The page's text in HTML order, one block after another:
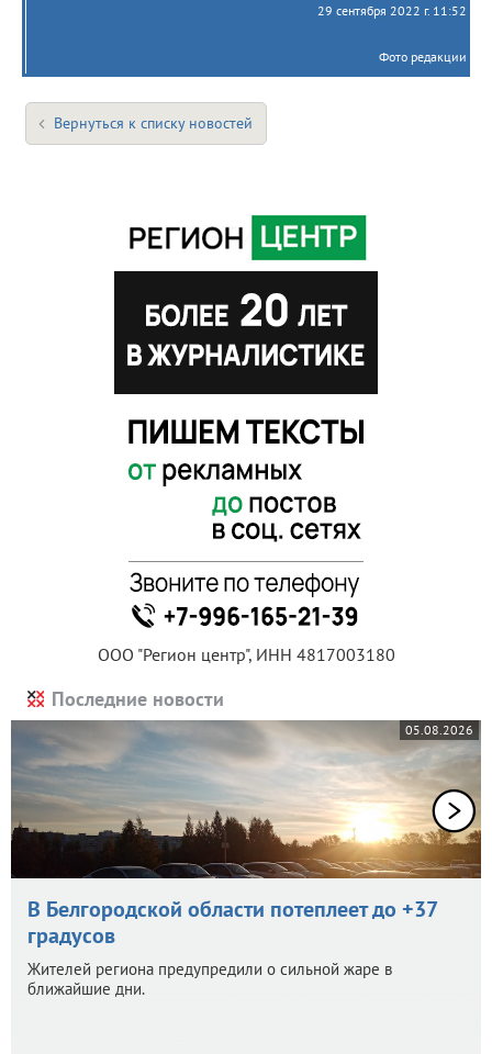
29 сентября 2022 г. 11:52
Фото редакции
Вернуться к списку новостей
ООО "Регион центр", ИНН 4817003180
Последние новости
05.08.2026
В Белгородской области потеплеет до +37
градусов
Жителей региона предупредили о сильной жаре в
ближайшие дни.